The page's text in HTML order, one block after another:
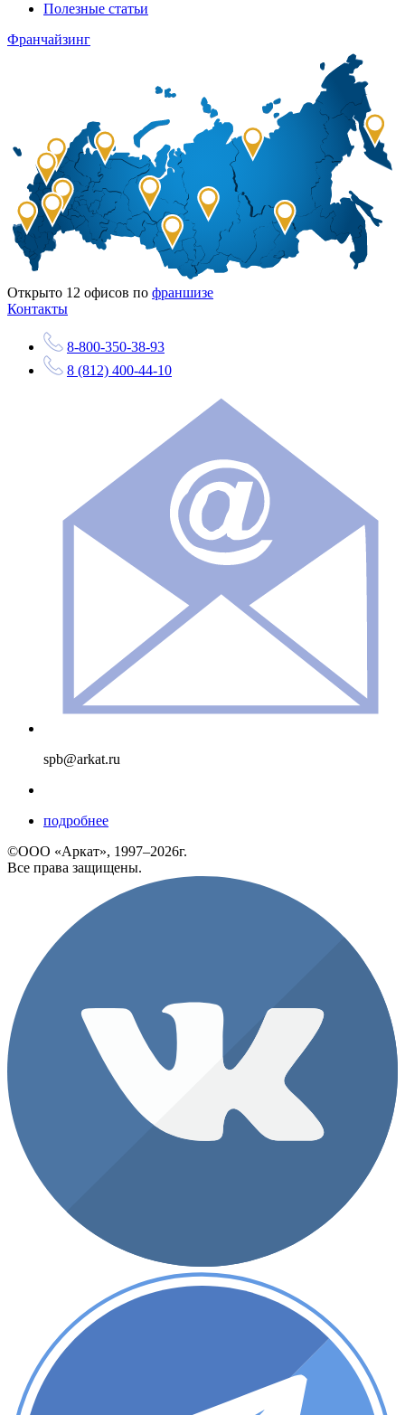
Полезные статьи
Франчайзинг
Открыто 12 офисов по франшизе
Контакты
8-800-350-38-93
8 (812) 400-44-10
spb@arkat.ru
подробнее
©ООО «Аркат», 1997–2026г.
Все права защищены.